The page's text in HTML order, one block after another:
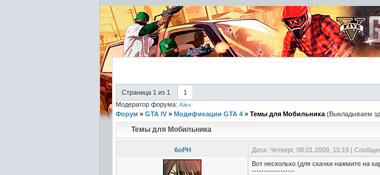
Страница 1 из 1
1
Модератор форума: Alex
Форум » GTA IV » Модификации GTA 4 » Темы для Мобильника (Выкладываем
Темы для Мобильника
6oPH Дата: Четверг, 08.01.2009, 15:19 |
Вот несколько (для скачки нажмите на
------------------